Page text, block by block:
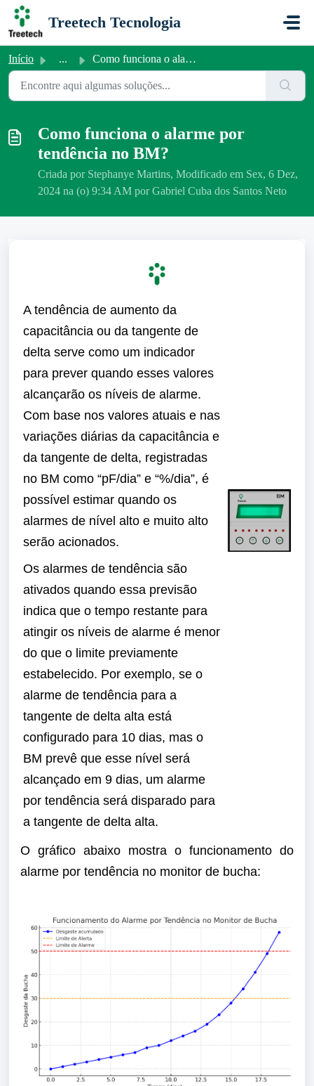
Ir para o conteúdo principal
Treetech Tecnologia
Início ... Como funciona o alarme por tendência no BM?
Como funciona o alarme por
tendência no BM?
Criada por Stephanye Martins, Modificado em Sex, 6 Dez,
2024 na (o) 9:34 AM por Gabriel Cuba dos Santos Neto
A tendência de aumento da
capacitância ou da tangente de
delta serve como um indicador
para prever quando esses valores
alcançarão os níveis de alarme.
Com base nos valores atuais e nas
variações diárias da capacitância e
da tangente de delta, registradas
no BM como “pF/dia” e “%/dia”, é
possível estimar quando os
alarmes de nível alto e muito alto
serão acionados.
Os alarmes de tendência são
ativados quando essa previsão
indica que o tempo restante para
atingir os níveis de alarme é menor
do que o limite previamente
estabelecido. Por exemplo, se o
alarme de tendência para a
tangente de delta alta está
configurado para 10 dias, mas o
BM prevê que esse nível será
alcançado em 9 dias, um alarme
por tendência será disparado para
a tangente de delta alta.
O gráfico abaixo mostra o funcionamento do
alarme por tendência no monitor de bucha: